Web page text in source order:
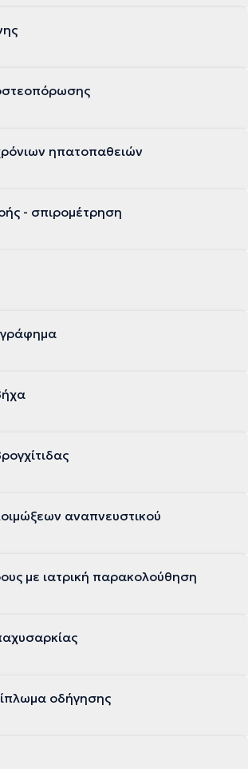
ηπατοπαθειών
- σπιρομέτρηση
αναπνευστικού
με ιατρική παρακολούθηση
οδήγησης